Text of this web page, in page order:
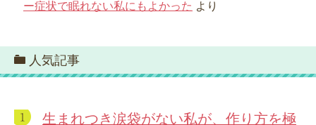
ー症状で眠れない私にもよかった より
人気記事
生まれつき涙袋がない私が、作り方を極